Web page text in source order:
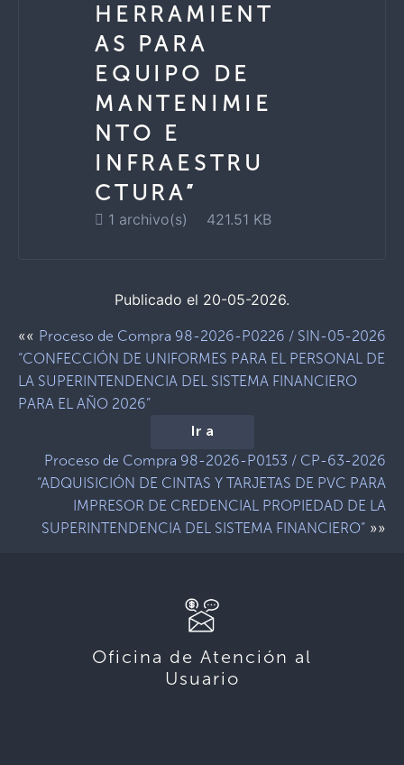
HERRAMIENT
AS PARA
EQUIPO DE
MANTENIMIE
NTO E
INFRAESTRU
CTURA”
1 archivo(s) 421.51 KB
Publicado el 20-05-2026.
«« Proceso de Compra 98-2026-P0226 / SIN-05-2026
“CONFECCIÓN DE UNIFORMES PARA EL PERSONAL DE
LA SUPERINTENDENCIA DEL SISTEMA FINANCIERO
PARA EL AÑO 2026”
Ir a
Proceso de Compra 98-2026-P0153 / CP-63-2026
“ADQUISICIÓN DE CINTAS Y TARJETAS DE PVC PARA
IMPRESOR DE CREDENCIAL PROPIEDAD DE LA
SUPERINTENDENCIA DEL SISTEMA FINANCIERO” »»
Oficina de Atención al
Usuario